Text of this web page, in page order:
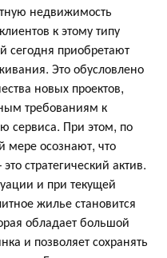
недвижимость
к этому типу
сегодня приобретают
Это обусловлено
новых проектов,
требованиям к
сервиса. При этом, по
мере осознают, что
стратегический актив.
и при текущей
жилье становится
обладает большой
и позволяет сохранять